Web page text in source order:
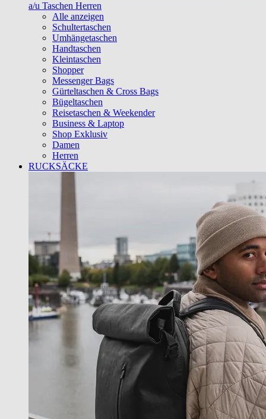
a/u Taschen Herren
Alle anzeigen
Schultertaschen
Umhängetaschen
Handtaschen
Kleintaschen
Shopper
Messenger Bags
Gürteltaschen & Cross Bags
Bügeltaschen
Reisetaschen & Weekender
Business & Laptop
Shop Exklusiv
Damen
Herren
RUCKSÄCKE